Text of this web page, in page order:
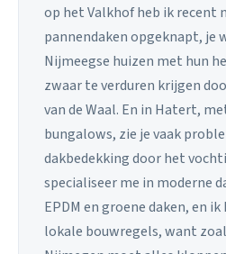
op het Valkhof heb ik recent
pannendaken opgeknapt, je
Nijmeegse huizen met hun
zwaar te verduren krijgen
van de Waal. En in Hatert,
bungalows, zie je vaak
dakbedekking door het
specialiseer me in moderne
EPDM en groene daken, en
lokale bouwregels, want